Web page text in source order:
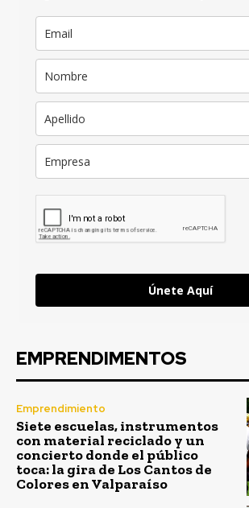
Únete Aquí
EMPRENDIMENTOS
Emprendimiento
Siete escuelas, instrumentos
con material reciclado y un
concierto donde el público
toca: la gira de Los Cantos de
Colores en Valparaíso